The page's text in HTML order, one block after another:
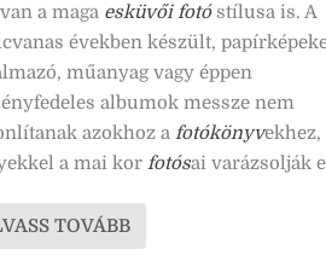
a maga esküvői fotóstílusa is. A
években készült,
műanyag vagy éppen
albumok messze nem
azokhoz a fotókönyvekhez,
a mai kor fotósai varázsolják
TOVÁBB